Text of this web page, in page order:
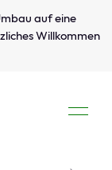
auf eine
Willkommen